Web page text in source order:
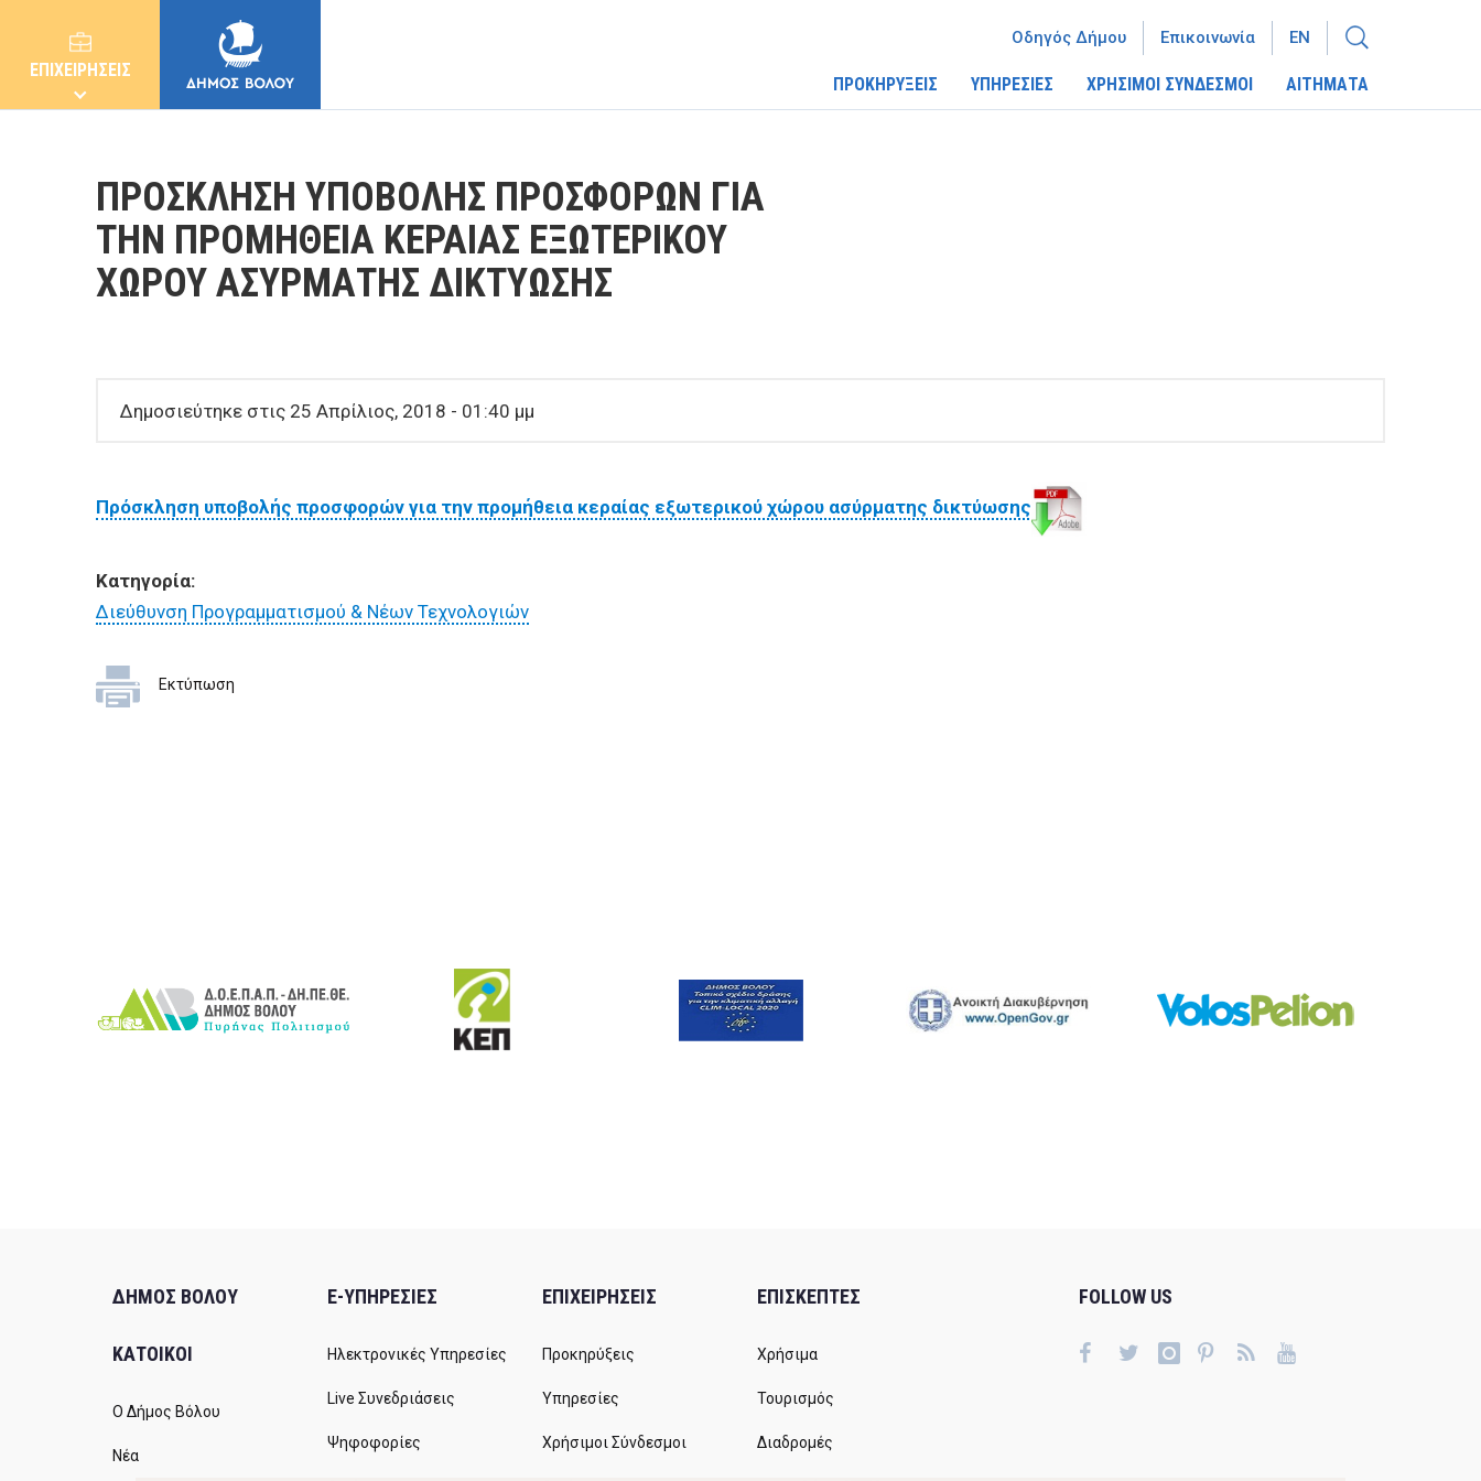
ΕΠΙΧΕΙΡΗΣΕΙΣ
ΕΠΙΧΕΙΡΗΣΕΙΣ
ΠΡΟΚΗΡΥΞΕΙΣ ΥΠΗΡΕΣΙΕΣ ΧΡΗΣΙΜΟΙ ΣΥΝΔΕΣΜΟΙ ΑΙΤΗΜΑΤΑ
Οδηγός Δήμου Επικοινωνία EN
ΠΡΟΣΚΛΗΣΗ ΥΠΟΒΟΛΗΣ ΠΡΟΣΦΟΡΩΝ ΓΙΑ
ΤΗΝ ΠΡΟΜΗΘΕΙΑ ΚΕΡΑΙΑΣ ΕΞΩΤΕΡΙΚΟΥ
ΧΩΡΟΥ ΑΣΥΡΜΑΤΗΣ ΔΙΚΤΥΩΣΗΣ
Δημοσιεύτηκε στις 25 Απρίλιος, 2018 - 01:40 μμ
Πρόσκληση υποβολής προσφορών για την προμήθεια κεραίας εξωτερικού χώρου ασύρματης δικτύωσης
Κατηγορία:
Διεύθυνση Προγραμματισμού & Νέων Τεχνολογιών
Εκτύπωση
ΔΗΜΟΣ ΒΟΛΟΥ
ΚΑΤΟΙΚΟΙ
Ο Δήμος Βόλου
Νέα
E-ΥΠΗΡΕΣΙΕΣ
Ηλεκτρονικές Υπηρεσίες
Live Συνεδριάσεις
Ψηφοφορίες
ΕΠΙΧΕΙΡΗΣΕΙΣ
Προκηρύξεις
Υπηρεσίες
Χρήσιμοι Σύνδεσμοι
ΕΠΙΣΚΕΠΤΕΣ
Χρήσιμα
Τουρισμός
Διαδρομές
FOLLOW US